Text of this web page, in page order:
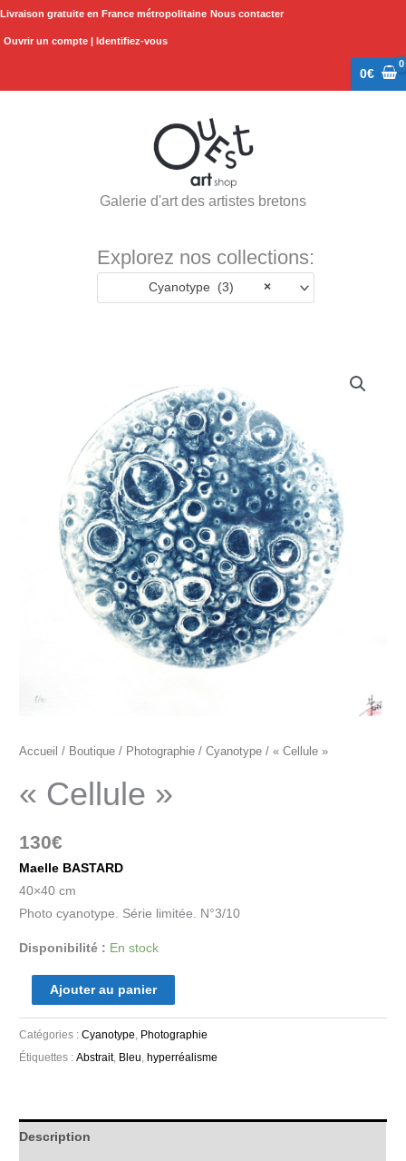
Aller
Livraison gratuite en France métropolitaine Nous contacter
Ouvrir un compte | Identifiez-vous
0€
Galerie d'art des artistes bretons
Explorez nos collections:
×
Cyanotype (3)
Accueil / Boutique / Photographie /Cyanotype / « Cellule »
« Cellule »
130€
Maelle BASTARD
40×40 cm
Photo cyanotype. Série limitée. N°3/10
Disponibilité : En stock
Ajouter au panier
Catégories :Cyanotype, Photographie
Étiquettes :Abstrait, Bleu, hyperréalisme
Description